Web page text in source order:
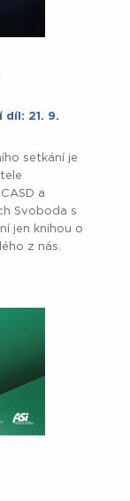
21. 9.
setkání je
a
Svoboda s
jen knihou o
z nás.